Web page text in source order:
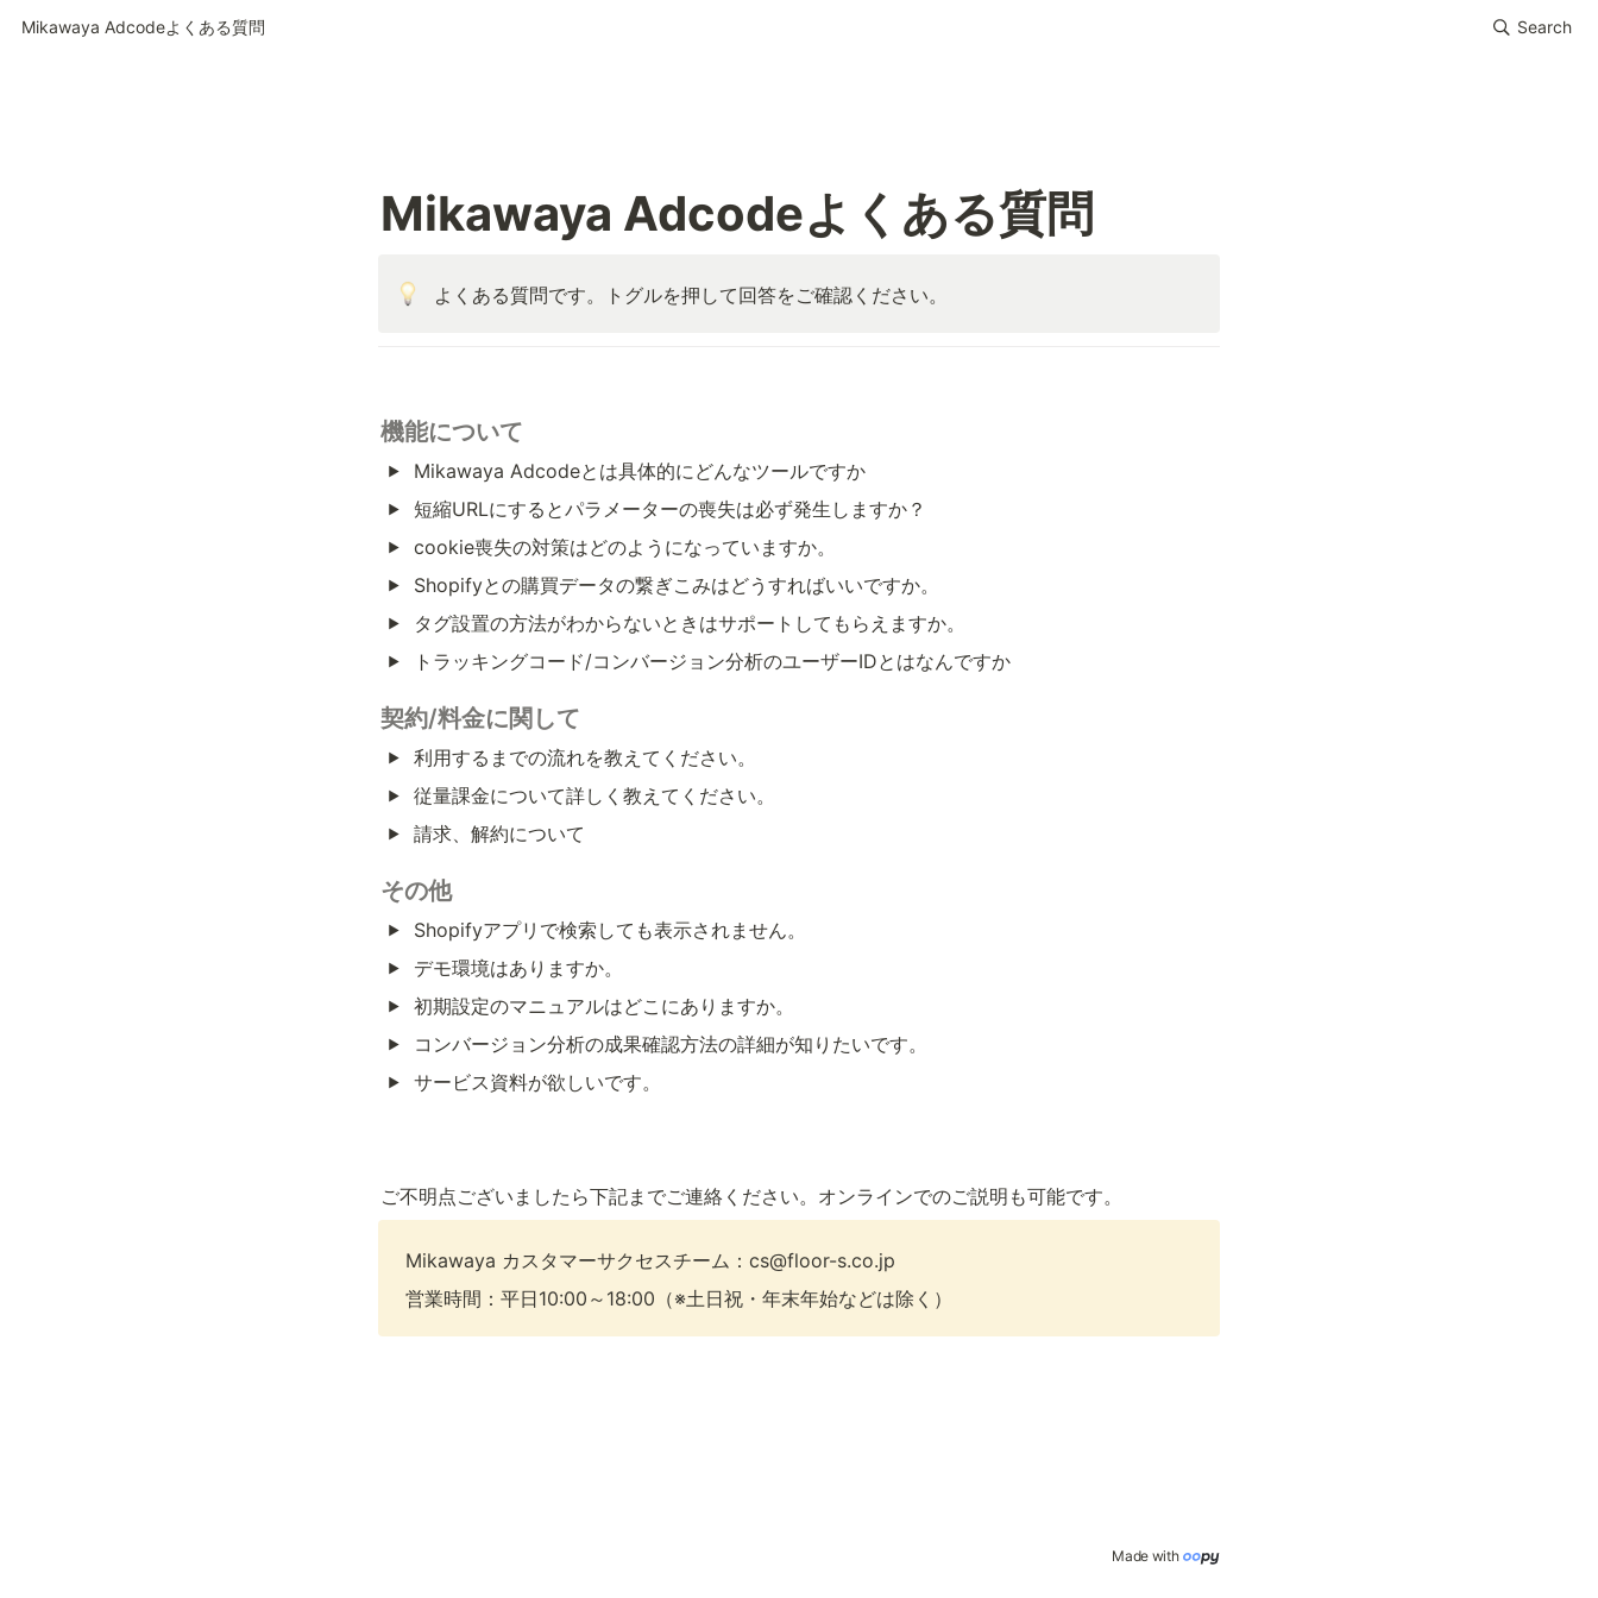
Mikawaya Adcodeよくある質問 Search
Mikawaya Adcodeよくある質問
よくある質問です。トグルを押して回答をご確認ください。
機能について
Mikawaya Adcodeとは具体的にどんなツールですか
短縮URLにするとパラメーターの喪失は必ず発生しますか？
cookie喪失の対策はどのようになっていますか。
Shopifyとの購買データの繋ぎこみはどうすればいいですか。
タグ設置の方法がわからないときはサポートしてもらえますか。
トラッキングコード/コンバージョン分析のユーザーIDとはなんですか
契約/料金に関して
利用するまでの流れを教えてください。
従量課金について詳しく教えてください。
請求、解約について
その他
Shopifyアプリで検索しても表示されません。
デモ環境はありますか。
初期設定のマニュアルはどこにありますか。
コンバージョン分析の成果確認方法の詳細が知りたいです。
サービス資料が欲しいです。
ご不明点ございましたら下記までご連絡ください。オンラインでのご説明も可能です。
Mikawaya カスタマーサクセスチーム：cs@floor-s.co.jp
営業時間：平日10:00～18:00（※土日祝・年末年始などは除く）
Made with